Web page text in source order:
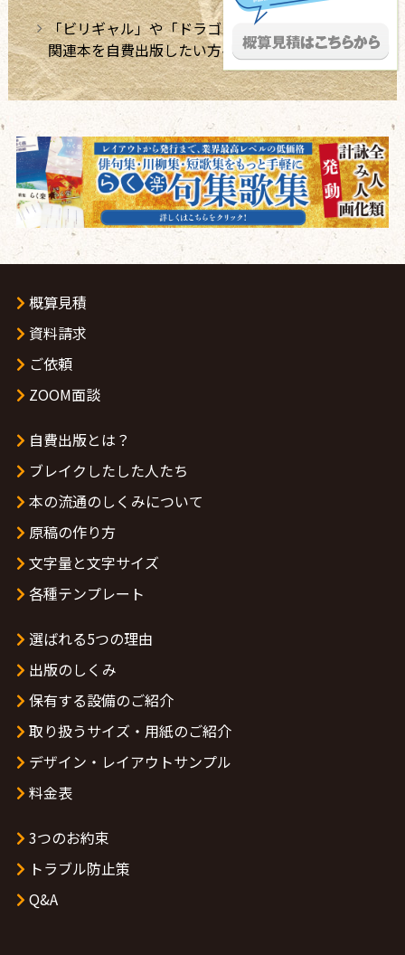
「ビリギャル」や「ドラゴン桜」のような学習法
関連本を自費出版したい方へ
概算見積
資料請求
ご依頼
ZOOM面談
自費出版とは？
ブレイクしたした人たち
本の流通のしくみについて
原稿の作り方
文字量と文字サイズ
各種テンプレート
選ばれる5つの理由
出版のしくみ
保有する設備のご紹介
取り扱うサイズ・用紙のご紹介
デザイン・レイアウトサンプル
料金表
3つのお約束
トラブル防止策
Q&A